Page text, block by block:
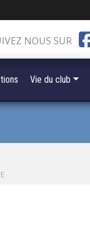
NOUS SUR
Vie du club